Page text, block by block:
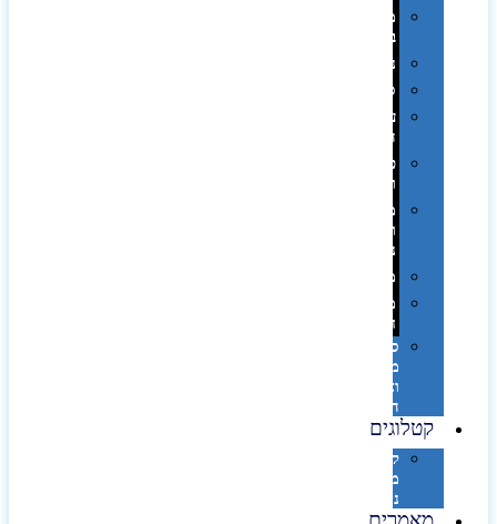
מתנה
בפחית
נסיעות
ספורט
על
השולחן…
פינוק
וספא
מזוודות
ותיקי
נסיעות
מטריות
מוצרי
חוף
סביבת
מחשב
וציוד
היקפי
קטלוגים
קטלוג
מוצרי
נייר